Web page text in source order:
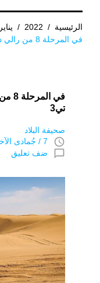
الرئيسية /
2022
/ يناير
في المرحلة 8 من رالي داكار.. كوينتيرو يفوز بفئة تي3
في
تي3
صحيفة البلاد
access_time 7 / جُمادى اﻵخرة / 1443 هـ 10 يناير 2022
chat_bubble_outline ضف تعليق